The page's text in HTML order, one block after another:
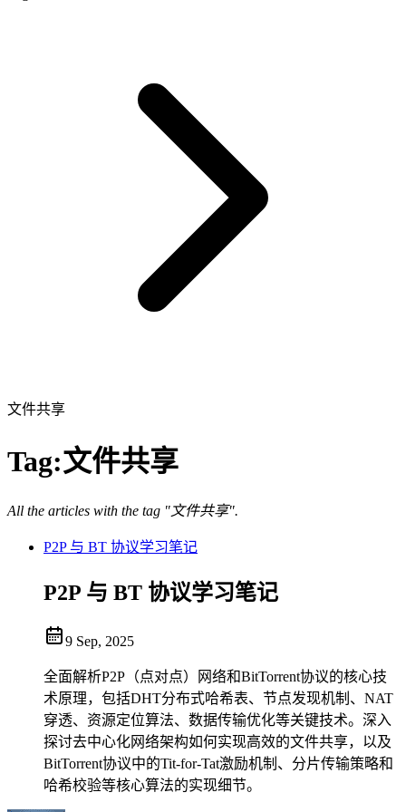
文件共享
Tag:文件共享
All the articles with the tag "文件共享".
P2P 与 BT 协议学习笔记
P2P 与 BT 协议学习笔记
9 Sep, 2025
全面解析P2P（点对点）网络和BitTorrent协议的核心技
术原理，包括DHT分布式哈希表、节点发现机制、NAT
穿透、资源定位算法、数据传输优化等关键技术。深入
探讨去中心化网络架构如何实现高效的文件共享，以及
BitTorrent协议中的Tit-for-Tat激励机制、分片传输策略和
哈希校验等核心算法的实现细节。